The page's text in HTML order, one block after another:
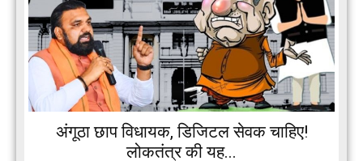
अंगूठा छाप विधायक, डिजिटल सेवक चाहिए!
लोकतंत्र की यह...